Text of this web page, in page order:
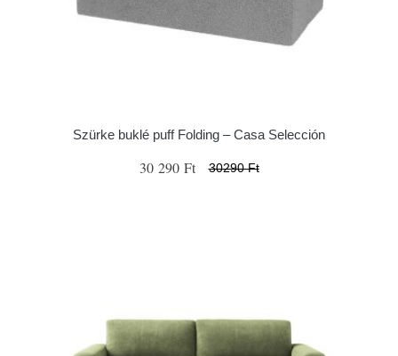
Szürke buklé puff Folding – Casa Selección
30 290 Ft 30290 Ft